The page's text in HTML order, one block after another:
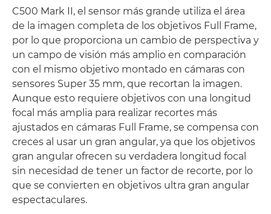
C500 Mark II, el sensor más grande utiliza el área
de la imagen completa de los objetivos Full Frame,
por lo que proporciona un cambio de perspectiva y
un campo de visión más amplio en comparación
con el mismo objetivo montado en cámaras con
sensores Super 35 mm, que recortan la imagen.
Aunque esto requiere objetivos con una longitud
focal más amplia para realizar recortes más
ajustados en cámaras Full Frame, se compensa con
creces al usar un gran angular, ya que los objetivos
gran angular ofrecen su verdadera longitud focal
sin necesidad de tener un factor de recorte, por lo
que se convierten en objetivos ultra gran angular
espectaculares.